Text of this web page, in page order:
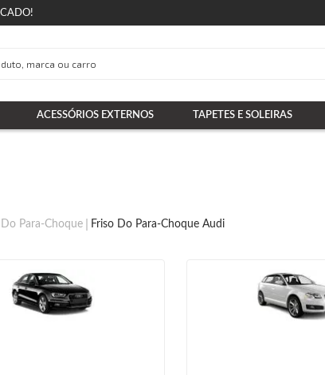
ACESSÓRIOS EXTERNOS TAPETES E SOLEIRAS
Do Para-Choque Friso Do Para-Choque Audi